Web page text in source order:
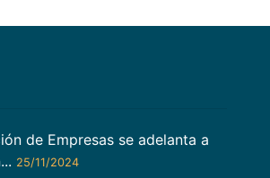
de Empresas se adelanta a
25/11/2024